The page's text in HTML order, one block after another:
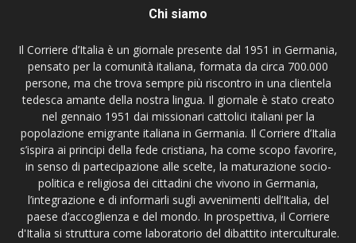
Chi siamo
Il Corriere d’Italia è un giornale presente dal 1951 in Germania,
pensato per la comunità italiana, formata da circa 700.000
persone, ma che trova sempre più riscontro in una clientela
tedesca amante della nostra lingua. Il giornale è stato creato
nel gennaio 1951 dai missionari cattolici italiani per la
popolazione emigrante italiana in Germania. Il Corriere d’Italia
s’ispira ai principi della fede cristiana, ha come scopo favorire,
in senso di partecipazione alle scelte, la maturazione socio-
politica e religiosa dei cittadini che vivono in Germania,
l’integrazione e di informarli sugli avvenimenti dell’Italia, del
paese d’accoglienza e del mondo. In prospettiva, il Corriere
d'Italia si struttura come laboratorio del dibattito interculturale.